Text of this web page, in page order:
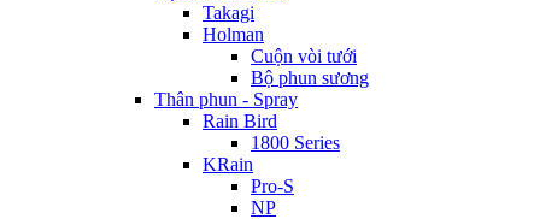
Takagi
Holman
Cuộn vòi tưới
Bộ phun sương
Thân phun - Spray
Rain Bird
1800 Series
KRain
Pro-S
NP